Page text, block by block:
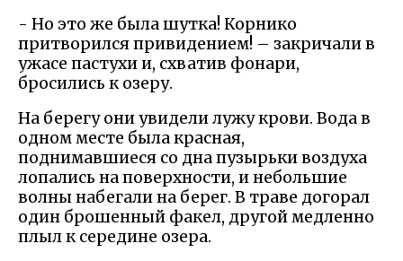
- Но это же была шутка! Корнико
притворился привидением! – закричали в
ужасе пастухи и, схватив фонари,
бросились к озеру.
На берегу они увидели лужу крови. Вода в
одном месте была красная,
поднимавшиеся со дна пузырьки воздуха
лопались на поверхности, и небольшие
волны набегали на берег. В траве догорал
один брошенный факел, другой медленно
плыл к середине озера.